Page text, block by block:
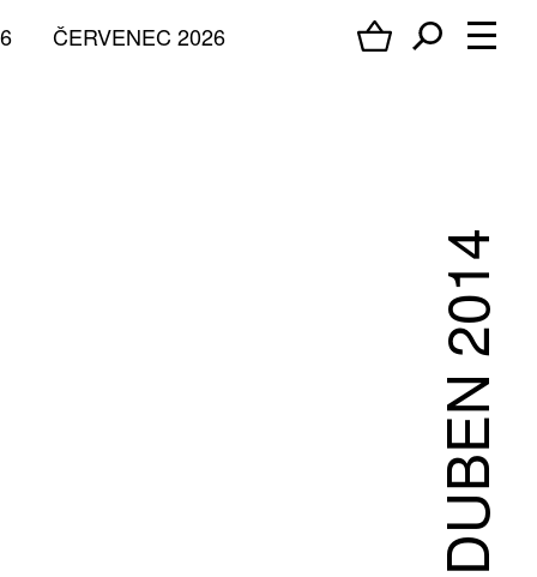
ČERVENEC 2026
DUBEN 2014